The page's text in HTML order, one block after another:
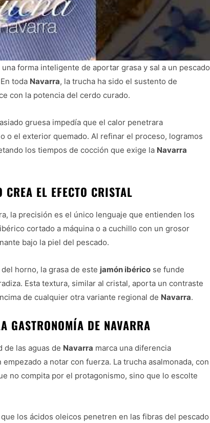
forma inteligente de aportar grasa y sal a un pescado
toda Navarra, la trucha ha sido el sustento de
con la potencia del cerdo curado.
gruesa impedía que el calor penetrara
o el exterior quemado. Al refinar el proceso, logramos
los tiempos de cocción que exige la Navarra
EL EFECTO CRISTAL
la precisión es el único lenguaje que entienden los
cortado a máquina o a cuchillo con un grosor
bajo la piel del pescado.
horno, la grasa de este jamón ibérico se funde
Esta textura, similar al cristal, aporta un contraste
de cualquier otra variante regional de Navarra.
GASTRONOMÍA DE NAVARRA
de las aguas de Navarra marca una diferencia
a notar con fuerza. La trucha asalmonada, con
no compita por el protagonismo, sino que lo escolte
los ácidos oleicos penetren en las fibras del pescado